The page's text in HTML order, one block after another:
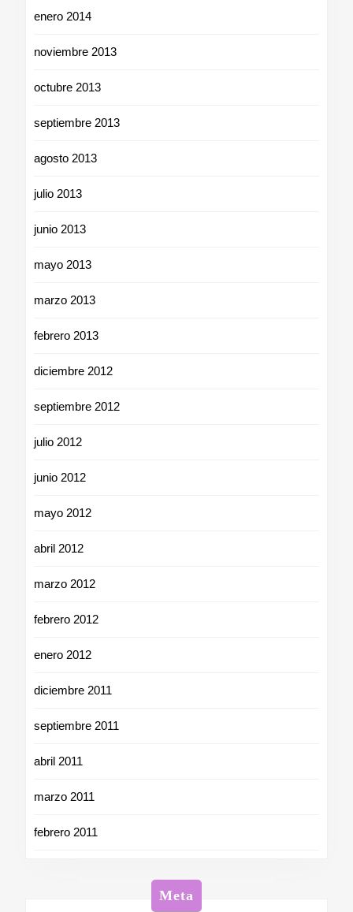
enero 2014
noviembre 2013
octubre 2013
septiembre 2013
agosto 2013
julio 2013
junio 2013
mayo 2013
marzo 2013
febrero 2013
diciembre 2012
septiembre 2012
julio 2012
junio 2012
mayo 2012
abril 2012
marzo 2012
febrero 2012
enero 2012
diciembre 2011
septiembre 2011
abril 2011
marzo 2011
febrero 2011
Meta